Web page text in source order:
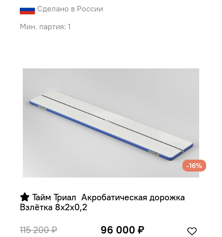
Сделано в России
Мин. партия: 1
-16%
Тайм Триал  Акробатическая дорожка
Взлётка 8х2х0,2
115 200 ₽
96 000 ₽